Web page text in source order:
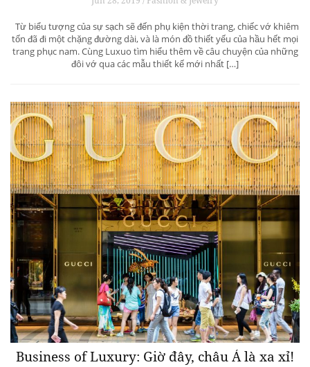
Từ biểu tượng của sự sạch sẽ đến phụ kiện thời trang, chiếc vớ khiêm
tốn đã đi một chặng đường dài, và là món đồ thiết yếu của hầu hết mọi
trang phục nam. Cùng Luxuo tìm hiểu thêm về câu chuyện của những
đôi vớ qua các mẫu thiết kế mới nhất […]
Business of Luxury: Giờ đây, châu Á là xa xỉ!